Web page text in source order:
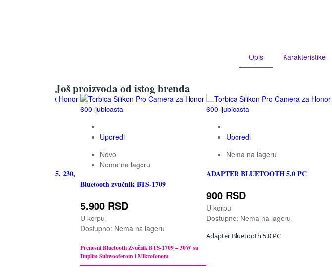
Opis Karakteristike
Još proizvoda od istog brenda
Plus za Nokia 225, 230,
Uporedi
Novo
Nema na lageru
Bluetooth zvučnik BTS-1709
5.900 RSD
U korpu
Dostupno: Nema na lageru
Prenosni Bluetooth Zvučnik BTS-1709 – 30W sa
Duplim Subwooferom i Mikrofonom
Uporedi
Nema na lageru
ADAPTER BLUETOOTH 5.0 PC
900 RSD
U korpu
Dostupno: Nema na lageru
Adapter Bluetooth 5.0 PC